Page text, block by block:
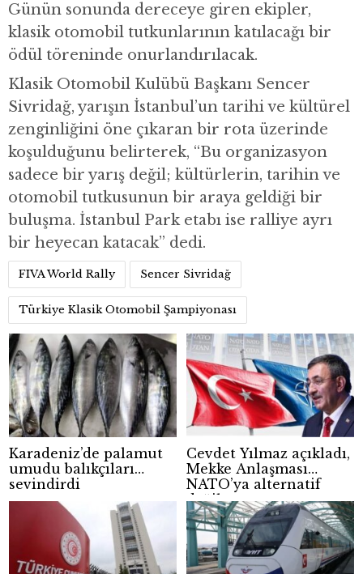
Günün sonunda dereceye giren ekipler,
klasik otomobil tutkunlarının katılacağı bir
ödül töreninde onurlandırılacak.
Klasik Otomobil Kulübü Başkanı Sencer
Sivridağ, yarışın İstanbul’un tarihi ve kültürel
zenginliğini öne çıkaran bir rota üzerinde
koşulduğunu belirterek, “Bu organizasyon
sadece bir yarış değil; kültürlerin, tarihin ve
otomobil tutkusunun bir araya geldiği bir
buluşma. İstanbul Park etabı ise ralliye ayrı
bir heyecan katacak” dedi.
FIVA World Rally Sencer Sivridağ
Türkiye Klasik Otomobil Şampiyonası
Karadeniz’de palamut
umudu balıkçıları
sevindirdi
Cevdet Yılmaz açıkladı,
Mekke Anlaşması
NATO’ya alternatif
değil